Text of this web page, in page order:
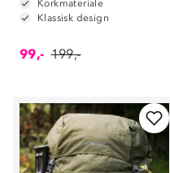
Korkmateriale
Klassisk design
99,- 199,-